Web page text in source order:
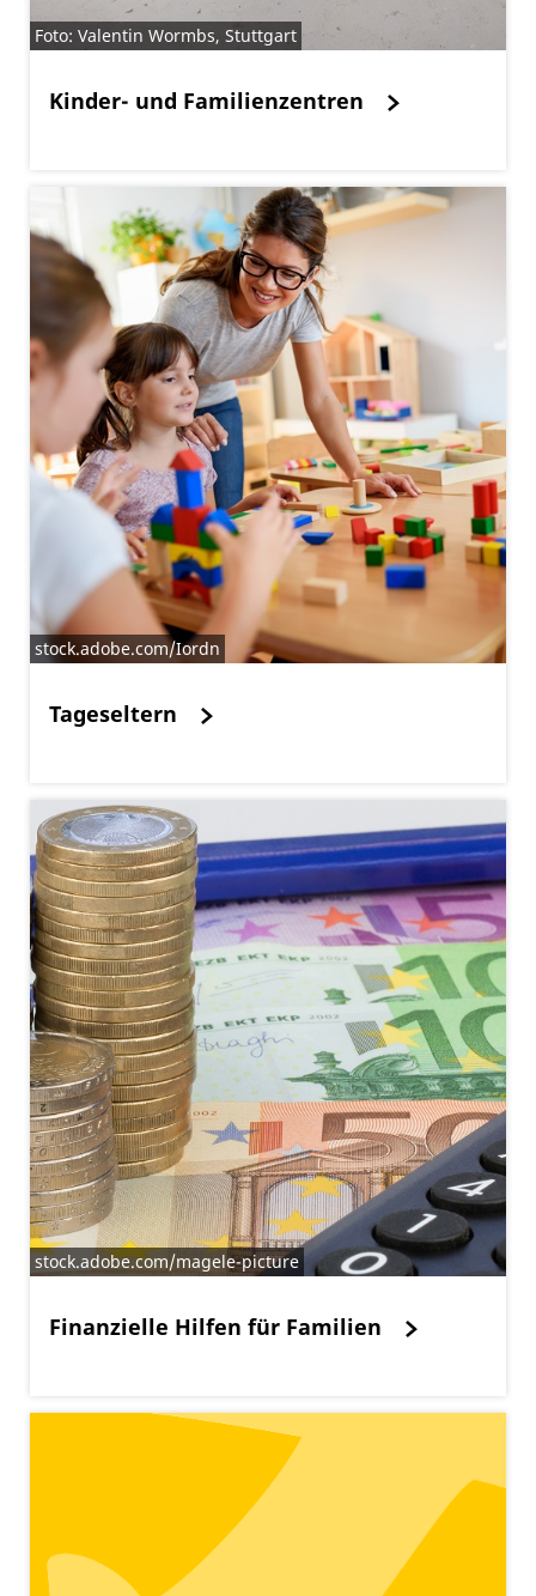
Foto: Valentin Wormbs, Stuttgart
Kinder- und Familienzentren
stock.adobe.com/Iordn
Tageseltern
stock.adobe.com/magele-picture
Finanzielle Hilfen für Familien